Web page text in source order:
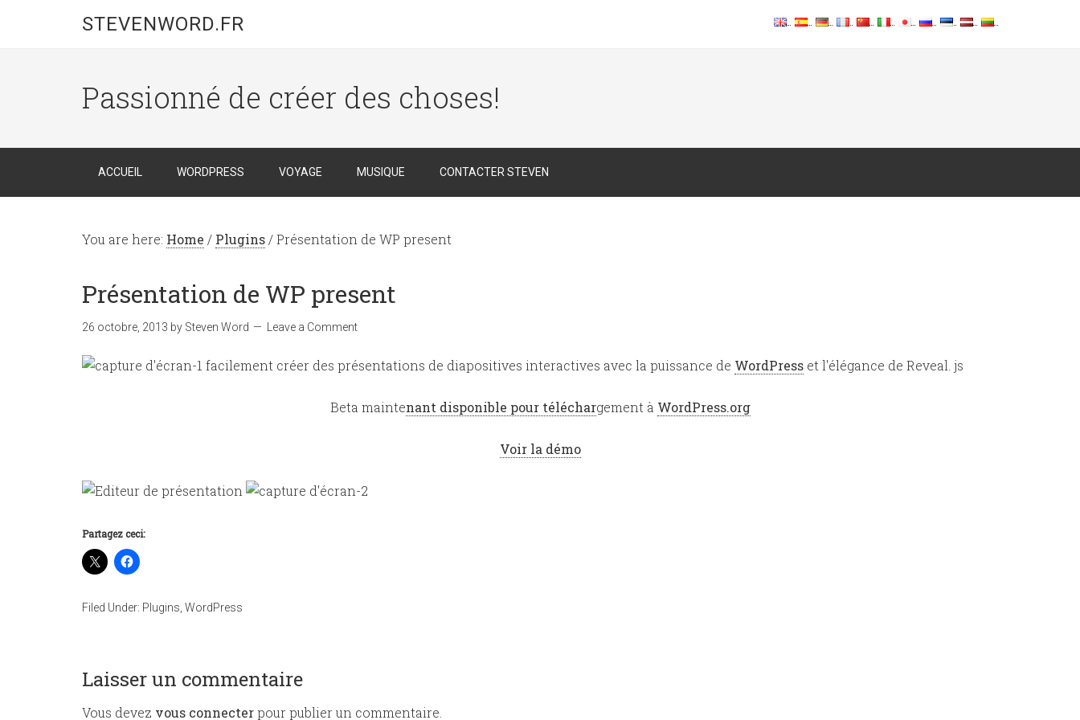
STEVENWORD.FR
Passionné de créer des choses!
ACCUEIL WORDPRESS VOYAGE MUSIQUE CONTACTER STEVEN
You are here: Home / Plugins /Présentation de WP present
Présentation de WP present
26 octobre, 2013 by Steven Word Leave a Comment
facilement créer des présentations de diapositives interactives avec la puissance de WordPress et l'élégance de Reveal. js
Beta maintenant disponible pour téléchargement à WordPress.org
Voir la démo
Partagez ceci:
Filed Under: Plugins WordPress
Laisser un commentaire
Vous devez vous connecterpour publier un commentaire.